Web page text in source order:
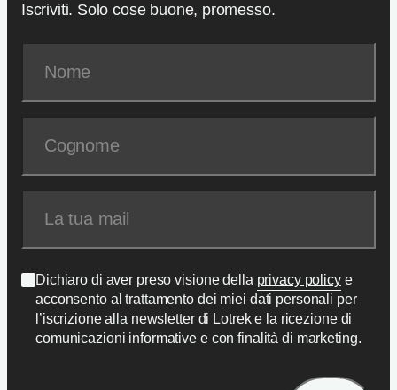
Iscriviti. Solo cose buone, promesso.
Dichiaro di aver preso visione della privacy policye
acconsento al trattamento dei miei dati personali per
l’iscrizione alla newsletter di Lotrek e la ricezione di
comunicazioni informative e con finalità di marketing.